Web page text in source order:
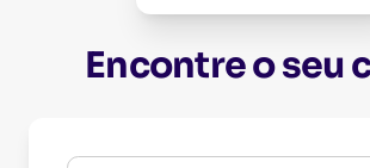
Encontre o seu